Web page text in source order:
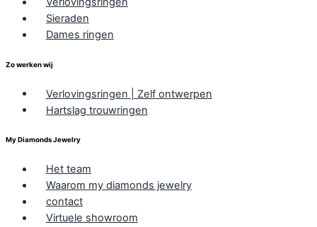
Sieraden
Dames ringen
Zo werken wij
Verlovingsringen | Zelf ontwerpen
Hartslag trouwringen
My Diamonds Jewelry
Het team
Waarom my diamonds jewelry
contact
Virtuele showroom